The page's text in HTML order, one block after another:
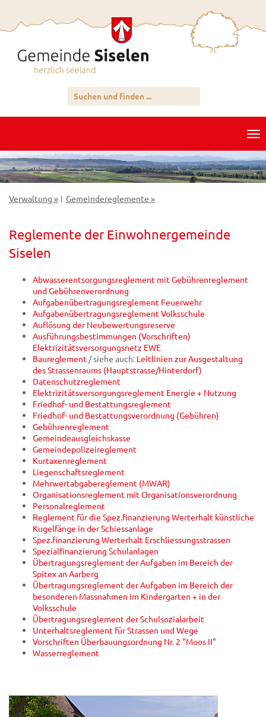
Verwaltung » | Gemeindereglemente »
Reglemente der Einwohnergemeinde
Siselen
Abwasserentsorgungsreglement mit Gebührenreglement
und Gebührenverordnung
Aufgabenübertragungsreglement Feuerwehr
Aufgabenübertragungsreglement Volksschule
Auflösung der Neubewertungsreserve
Ausführungsbestimmungen (Vorschriften)
Elektrizitätsversorgungsnetz EWE
Baureglement / siehe auch: Leitlinien zur Ausgestaltung
des Strassenraums (Hauptstrasse/Hinterdorf)
Datenschutzreglement
Elektrizitätsversorgungsreglement Energie + Nutzung
Friedhof- und Bestattungsreglement
Friedhof- und Bestattungsverordnung (Gebühren)
Gebührenreglement
Gemeindeausgleichskasse
Gemeindepolizeireglement
Kurtaxenreglement
Liegenschaftsreglement
Mehrwertabgabereglement (MWAR)
Organisationsreglement mit Organisationsverordnung
Personalreglement
Reglement für die Spez.finanzierung Werterhalt künstliche
Kugelfänge in der Schiessanlage
Spez.finanzierung Werterhalt Erschliessungsstrassen
Spezialfinanzierung Schulanlagen
Übertragungsreglement der Aufgaben im Bereich der
Spitex an Aarberg
Übertragungsreglement der Aufgaben im Bereich der
besonderen Massnahmen im Kindergarten + in der
Volksschule
Übertragungsreglement der Schulsozialarbeit
Unterhaltsreglement für Strassen und Wege
Vorschriften Überbauungsordnung Nr. 2 "Moos II"
Wasserreglement